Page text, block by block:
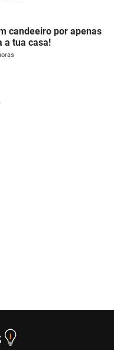
candeeiro por apenas
a tua casa!